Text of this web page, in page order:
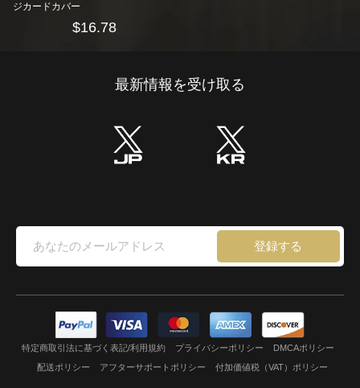
ジカードカバー
$16.78
最新情報を受け取る
登録する
特定商取引法に基づく表記/利用規約 プライバシーポリシー
DMCAポリシー
配送ポリシー
アフターサポートポリシー 付加価値税（VAT）ポリシー